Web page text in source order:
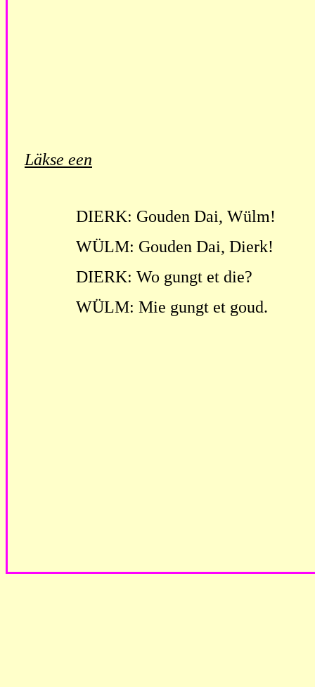
Läkse een
DIERK: Gouden Dai, Wülm!
WÜLM: Gouden Dai, Dierk!
DIERK: Wo gungt et die?
WÜLM: Mie gungt et goud.